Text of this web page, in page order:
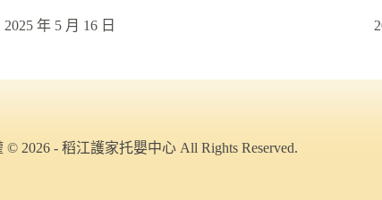
2025 年 5 月 16 日
© 2026 - 稻江護家托嬰中心 All Rights Reserved.